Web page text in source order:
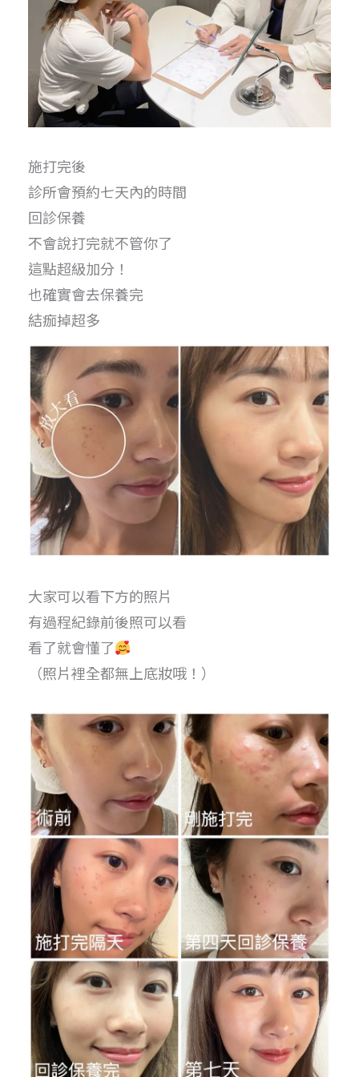
施打完後
診所會預約七天內的時間
回診保養
不會說打完就不管你了
這點超級加分！
也確實會去保養完
結痂掉超多
大家可以看下方的照片
有過程紀錄前後照可以看
看了就會懂了
（照片裡全都無上底妝哦！）